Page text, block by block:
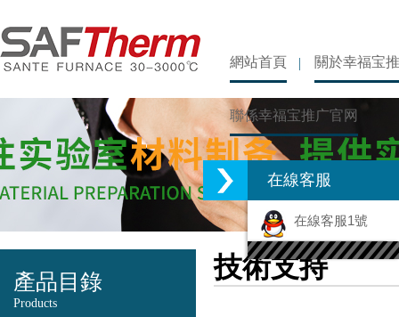
網站首頁 關於幸福宝
聯係幸福宝推广官网
產品目錄
Products
技術支持
在線客服
在線客服1號